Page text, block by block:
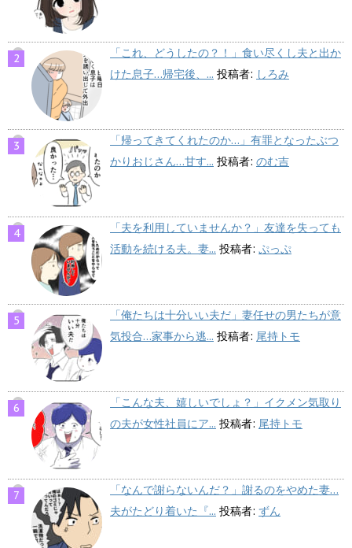
「これ、どうしたの？！」食い尽くし夫と出か
けた息子…帰宅後、... 投稿者: しろみ
「帰ってきてくれたのか…」有罪となったぶつ
かりおじさん…甘す... 投稿者: のむ吉
「夫を利用していませんか？」友達を失っても
活動を続ける夫。妻... 投稿者: ぷっぷ
「俺たちは十分いい夫だ」妻任せの男たちが意
気投合…家事から逃... 投稿者: 尾持トモ
「こんな夫、嬉しいでしょ？」イクメン気取り
の夫が女性社員にア... 投稿者: 尾持トモ
「なんで謝らないんだ？」謝るのをやめた妻…
夫がたどり着いた『... 投稿者: ずん